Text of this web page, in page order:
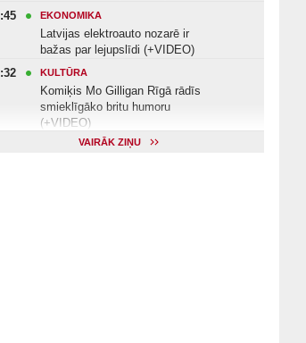
EKONOMIKA
Latvijas elektroauto nozarē ir
bažas par lejupslīdi (+VIDEO)
KULTŪRA
Komiķis Mo Gilligan Rīgā rādīs
smieklīgāko britu humoru
(+VIDEO)
VESELĪBAVAIRĀK ZIŅU